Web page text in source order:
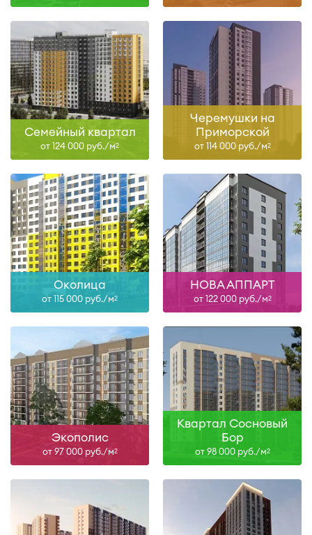
Семейный квартал
от 124 000 руб./м2
Черемушки на
Приморской
от 114 000 руб./м2
Околица
от 115 000 руб./м2
НОВА АППАРТ
от 122 000 руб./м2
Экополис
от 97 000 руб./м2
Квартал Сосновый
Бор
от 98 000 руб./м2